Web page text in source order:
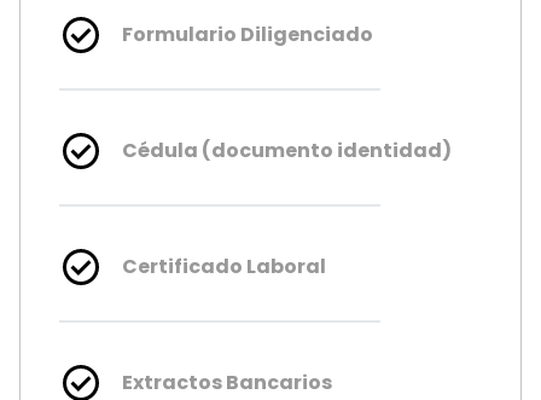
Formulario Diligenciado
Cédula (documento identidad)
Certificado Laboral
Extractos Bancarios